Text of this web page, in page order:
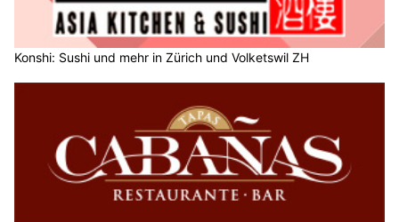
Konshi: Sushi und mehr in Zürich und Volketswil ZH